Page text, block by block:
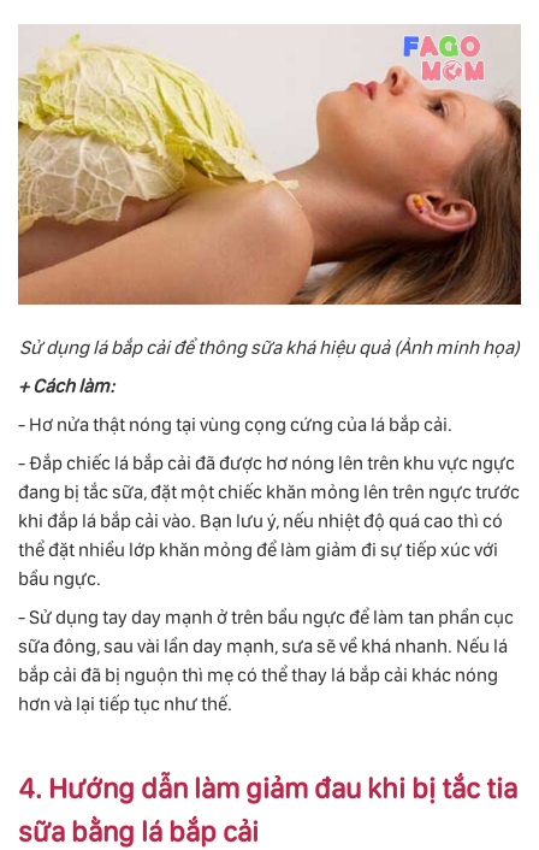
Sử dụng lá bắp cải để thông sữa khá hiệu quả (Ảnh minh họa)
+ Cách làm:
- Hơ nửa thật nóng tại vùng cọng cứng của lá bắp cải.
- Đắp chiếc lá bắp cải đã được hơ nóng lên trên khu vực ngực
đang bị tắc sữa, đặt một chiếc khăn mỏng lên trên ngực trước
khi đắp lá bắp cải vào. Bạn lưu ý, nếu nhiệt độ quá cao thì có
thể đặt nhiều lớp khăn mỏng để làm giảm đi sự tiếp xúc với
bầu ngực.
- Sử dụng tay day mạnh ở trên bầu ngực để làm tan phần cục
sữa đông, sau vài lần day mạnh, sưa sẽ về khá nhanh. Nếu lá
bắp cải đã bị nguộn thì mẹ có thể thay lá bắp cải khác nóng
hơn và lại tiếp tục như thế.
4. Hướng dẫn làm giảm đau khi bị tắc tia
sữa bằng lá bắp cải